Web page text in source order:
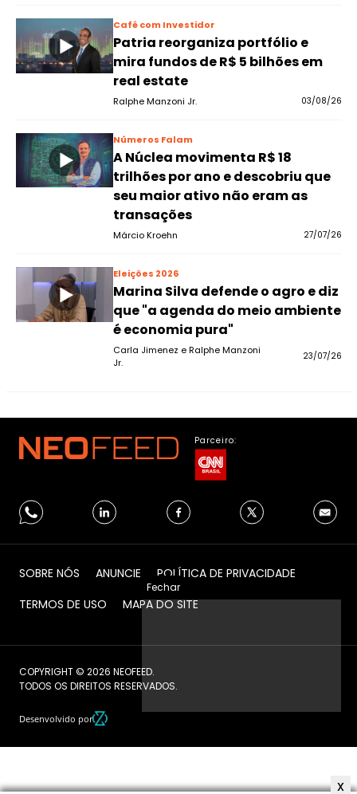
Café com Investidor
Patria reorganiza portfólio e
mira fundos de R$ 5 bilhões em
real estate
Ralphe Manzoni Jr. 03/08/26
Números Falam
A Núclea movimenta R$ 18
trilhões por ano e descobriu que
seu maior ativo não eram as
transações
Márcio Kroehn 27/07/26
Eleições 2026
Marina Silva defende o agro e diz
que "a agenda do meio ambiente
é economia pura"
Carla Jimenez e Ralphe Manzoni
Jr.
23/07/26
Fechar
Parceiro:
SOBRE NÓS ANUNCIE
POLÍTICA DE PRIVACIDADE
TERMOS DE USO
MAPA DO SITE
COPYRIGHT © 2026 NEOFEED.
TODOS OS DIREITOS RESERVADOS.
Desenvolvido por